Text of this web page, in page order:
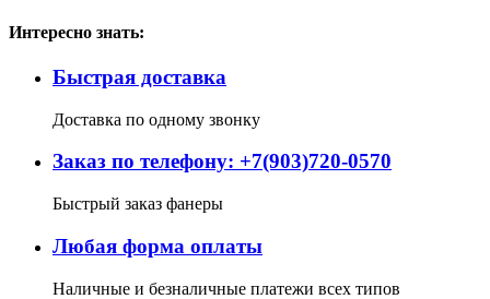
Интересно знать:
Быстрая доставка
Доставка по одному звонку
Заказ по телефону: +7(903)720-0570
Быстрый заказ фанеры
Любая форма оплаты
Наличные и безналичные платежи всех типов